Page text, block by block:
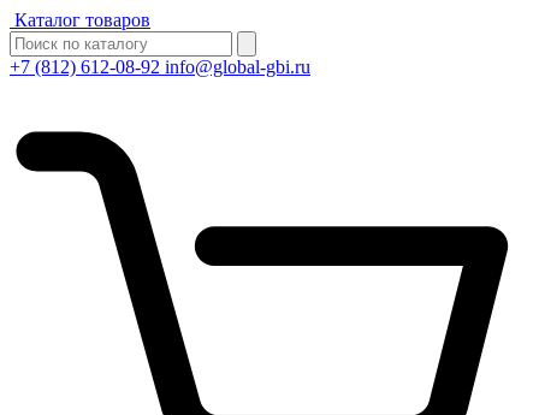
Каталог товаров
+7 (812) 612-08-92 info@global-gbi.ru